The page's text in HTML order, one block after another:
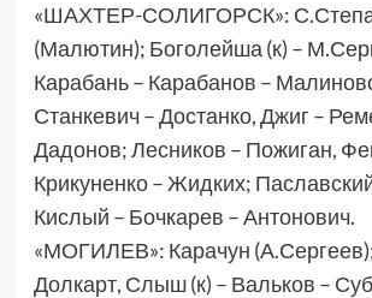
«ШАХТЕР-СОЛИГОРСК»:
(Малютин); Боголейша (к) –
Карабань – Карабанов –
Станкевич – Достанко, Джиг –
Дадонов; Лесников – Пожиган,
Крикуненко – Жидких;
Кислый – Бочкарев – Антонович.
«МОГИЛЕВ»: Карачун
Долкарт, Слыш (к) – Вальков –